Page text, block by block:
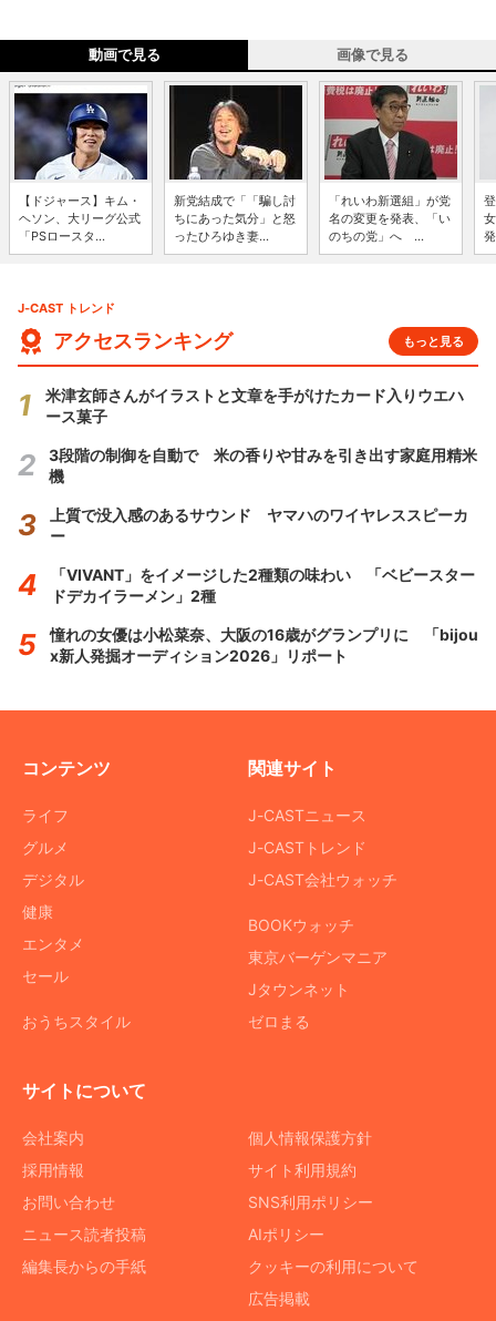
動画で見る 画像で見る
【ドジャース】キム・
ヘソン、大リーグ公式
「PSロースタ...
新党結成で「「騙し討
ちにあった気分」と怒
ったひろゆき妻...
「れいわ新選組」が党
名の変更を発表、「い
のちの党」へ ...
J-CAST トレンド
アクセスランキング もっと見る
米津玄師さんがイラストと文章を手がけたカード入りウエハ
ース菓子
3段階の制御を自動で 米の香りや甘みを引き出す家庭用精米
機
上質で没入感のあるサウンド ヤマハのワイヤレススピーカ
ー
「VIVANT」をイメージした2種類の味わい 「ベビースター
ドデカイラーメン」2種
憧れの女優は小松菜奈、大阪の16歳がグランプリに 「bijou
x新人発掘オーディション2026」リポート
コンテンツ
ライフ
グルメ
デジタル
健康
エンタメ
セール
おうちスタイル
関連サイト
J-CASTニュース
J-CASTトレンド
J-CAST会社ウォッチ
BOOKウォッチ
東京バーゲンマニア
Jタウンネット
ゼロまる
サイトについて
会社案内
採用情報
お問い合わせ
ニュース読者投稿
編集長からの手紙
個人情報保護方針
サイト利用規約
SNS利用ポリシー
AIポリシー
クッキーの利用について
広告掲載